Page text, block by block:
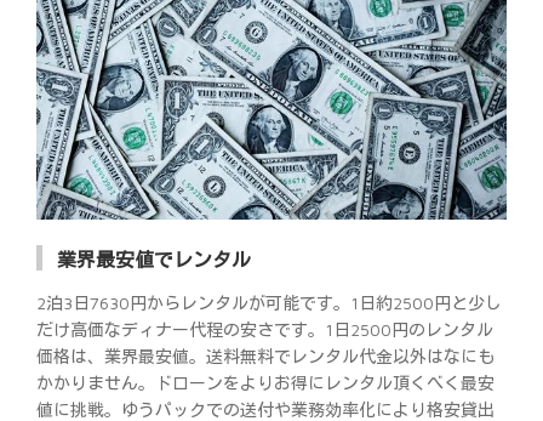
業界最安値でレンタル
2泊3日7630円からレンタルが可能です。1日約2500円と少し
だけ高価なディナー代程の安さです。1日2500円のレンタル
価格は、業界最安値。送料無料でレンタル代金以外はなにも
かかりません。ドローンをよりお得にレンタル頂くべく最安
値に挑戦。ゆうパックでの送付や業務効率化により格安貸出